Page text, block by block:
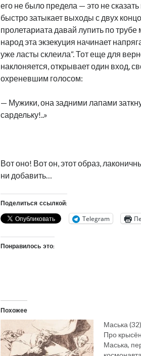
его не было предела — это не
быстро затыкает выходы с двух
пролетариата давай лупить по
народ эта экзекуция начинает
уже ласты склеила“. Тот еще для
наклоняется, открывает один вход,
охреневшим голосом:
— Мужики, она задними лапами
сардельку!..»
Вот оно! Вот он, этот образ,
ни добавить…
Поделиться ссылкой:
Telegram
Понравилось это:
Похожее
Маська (32)
Про
Маська,